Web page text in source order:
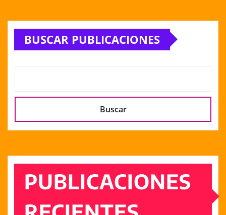
BUSCAR PUBLICACIONES
Buscar
PUBLICACIONES